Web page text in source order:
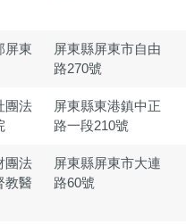
屏東
屏東縣屏東市自由
路270號
團法
屏東縣東港鎮中正
路一段210號
團法
教醫
屏東縣屏東市大連
路60號